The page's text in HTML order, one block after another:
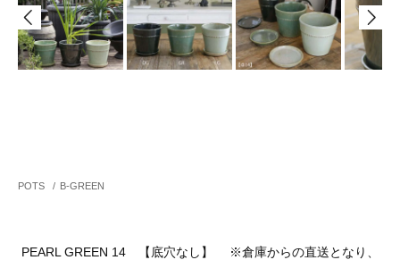
POTS / B-GREEN
PEARL GREEN 14 【底穴なし】 ※倉庫からの直送となり、